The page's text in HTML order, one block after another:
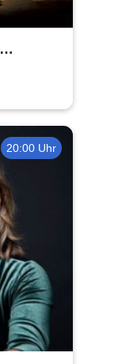
20:00 Uhr